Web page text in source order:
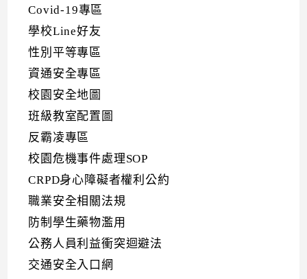
Covid-19專區
學校Line好友
性別平等專區
資通安全專區
校園安全地圖
班級教室配置圖
反霸凌專區
校園危機事件處理SOP
CRPD身心障礙者權利公約
職業安全相關法規
防制學生藥物濫用
公務人員利益衝突迴避法
交通安全入口網